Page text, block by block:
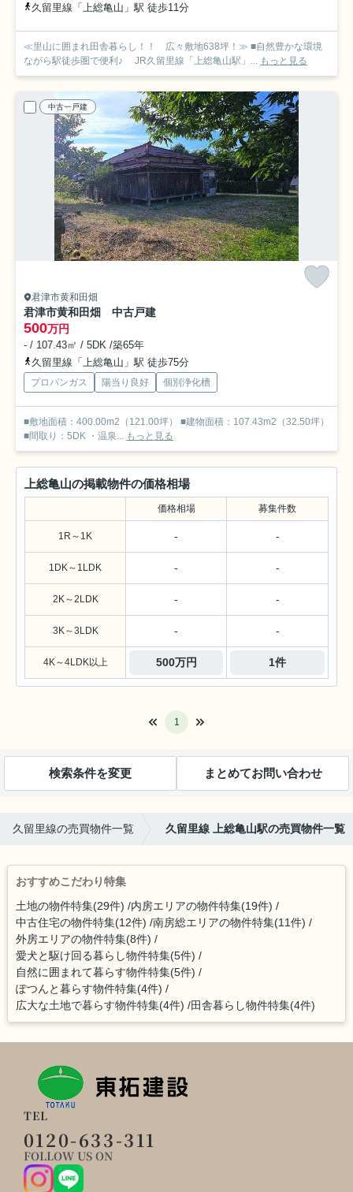
久留里線「上総亀山」駅 徒歩11分
≪里山に囲まれ田舎暮らし！！ 広々敷地638坪！≫ ■自然豊かな環境
ながら駅徒歩圏で便利♪ JR久留里線「上総亀山駅」... もっと見る
中古一戸建
君津市黄和田畑
君津市黄和田畑 中古戸建
500万円
- / 107.43㎡ / 5DK /築65年
久留里線「上総亀山」駅 徒歩75分
プロパンガス 陽当り良好 個別浄化槽
■敷地面積：400.00m2（121.00坪） ■建物面積：107.43m2（32.50坪）
■間取り：5DK ・温泉... もっと見る
上総亀山の掲載物件の価格相場
価格相場 募集件数
1R～1K - -
1DK～1LDK - -
2K～2LDK - -
3K～3LDK - -
4K～4LDK以上 500万円 1件
1
検索条件を変更 まとめてお問い合わせ
久留里線の売買物件一覧 久留里線 上総亀山駅の売買物件一覧
おすすめこだわり特集
土地の物件特集(29件) 内房エリアの物件特集(19件)
中古住宅の物件特集(12件) 南房総エリアの物件特集(11件)
外房エリアの物件特集(8件)
愛犬と駆け回る暮らし物件特集(5件)
自然に囲まれて暮らす物件特集(5件)
ぽつんと暮らす物件特集(4件)
広大な土地で暮らす物件特集(4件) 田舎暮らし物件特集(4件)
TEL
0120-633-311
FOLLOW US ON